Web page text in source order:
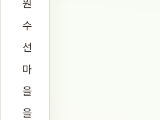
원
수
선
마
을
을